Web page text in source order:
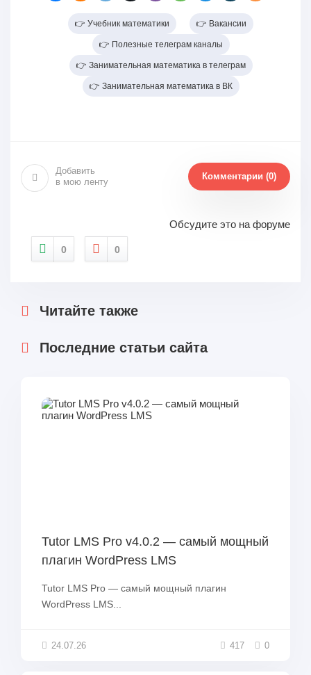
👉 Учебник математики 👉 Вакансии
👉 Полезные телеграм каналы
👉 Занимательная математика в телеграм
👉 Занимательная математика в ВК
Добавить
в мою ленту
Комментарии (0)
Обсудите это на форуме
0 0
Читайте также
Последние статьи сайта
Tutor LMS Pro v4.0.2 — самый мощный
плагин WordPress LMS
Tutor LMS Pro — самый мощный плагин
WordPress LMS...
24.07.26 417 0